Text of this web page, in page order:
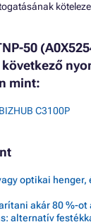
50
mint:
C3100P
optikai henger,
akár 80 %-ot
alternatív